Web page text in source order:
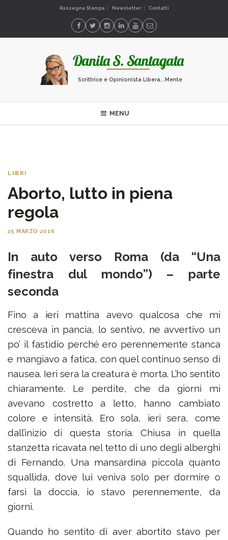
Rassegna Stampa Newsletter Contatti
Scrittrice e Opinionista Libera...Mente
MENU
LIBRI
Aborto, lutto in piena
regola
25 MARZO 2016
In auto verso Roma (da “Una
finestra dul mondo”) – parte
seconda
Fino a ieri mattina avevo qualcosa che mi
cresceva in pancia, lo sentivo, ne avvertivo un
po’ il fastidio perché ero perennemente stanca
e mangiavo a fatica, con quel continuo senso di
nausea. Ieri sera la creatura è morta. L’ho sentito
chiaramente. Le perdite, che da giorni mi
avevano costretto a letto, hanno cambiato
colore e intensità. Ero sola, ieri sera, come
dall’inizio di questa storia. Chiusa in quella
stanzetta ricavata nel tetto di uno degli alberghi
di Fernando. Una mansardina piccola quanto
squallida, dove lui veniva solo per dormire o
farsi la doccia, io stavo perennemente, da
giorni.
Quando ho sentito di aver abortito stavo per